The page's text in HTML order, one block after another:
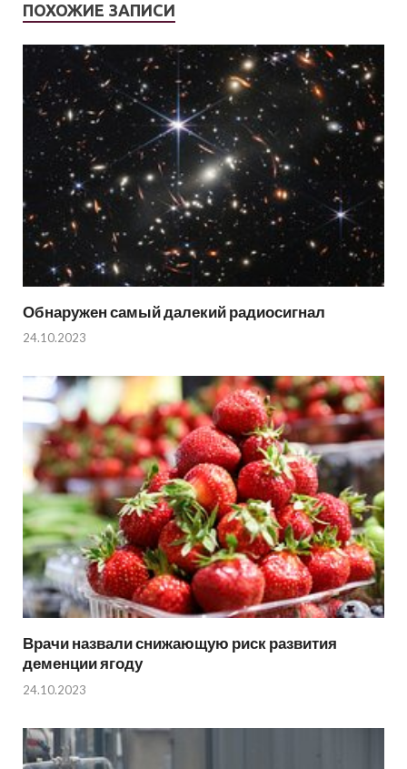
ПОХОЖИЕ ЗАПИСИ
Обнаружен самый далекий радиосигнал
24.10.2023
Врачи назвали снижающую риск развития
деменции ягоду
24.10.2023